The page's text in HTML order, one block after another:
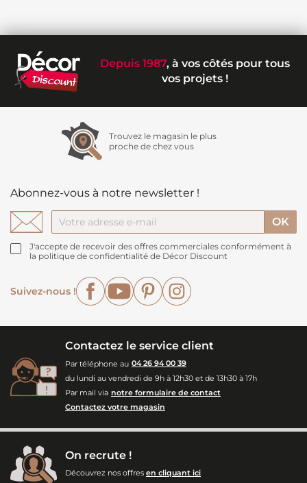
Depuis 1987, à vos côtés pour tous
vos projets !
Trouvez le magasin le plus
proche de chez vous
Abonnez-vous à notre newsletter !
J'accepte de recevoir des offres commerciales conformément à
la politique de confidentialité de Décor Discount
Suivez-nous !
FacebookYouTubePinterest
Contactez le service client
Par téléphone au 04 26 94 00 39
du lundi au vendredi de 9h à 12h30 et de 13h30 à 17h
Par mail via notre formulaire de contact
Contactez votre magasin
On recrute !
Découvrez nos offres en cliquant ici